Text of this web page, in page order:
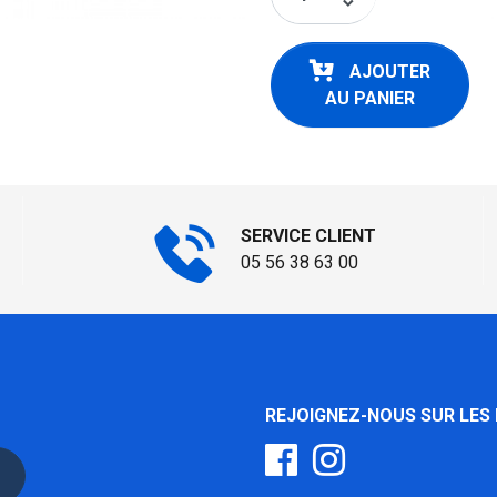
keyboard_arrow_down
AJOUTER
AU PANIER
SERVICE CLIENT
05 56 38 63 00
REJOIGNEZ-NOUS SUR